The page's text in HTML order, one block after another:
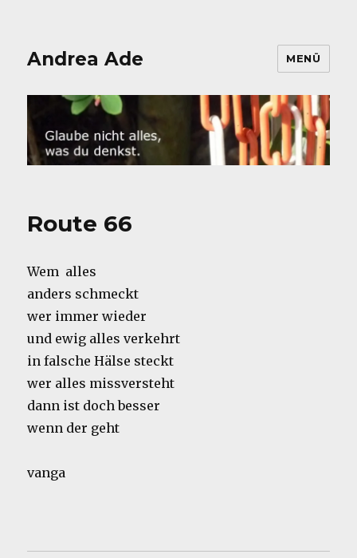
Andrea Ade MENÜ
Route 66
Wem alles
anders schmeckt
wer immer wieder
und ewig alles verkehrt
in falsche Hälse steckt
wer alles missversteht
dann ist doch besser
wenn der geht
vanga